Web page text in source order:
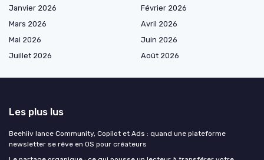
Janvier 2026
Février 2026
Mars 2026
Avril 2026
Mai 2026
Juin 2026
Juillet 2026
Août 2026
Les plus lus
Beehiiv lance Community, Copilot et Ads : quand une plateforme
newsletter se rêve en OS pour créateurs